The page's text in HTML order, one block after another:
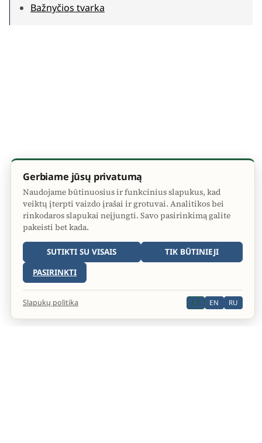
Bažnyčios tvarka
Gerbiame jūsų privatumą
Naudojame būtinuosius ir funkcinius slapukus, kad
veiktų įterpti vaizdo įrašai ir grotuvai. Analitikos bei
rinkodaros slapukai neįjungti. Savo pasirinkimą galite
pakeisti bet kada.
SUTIKTI SU VISAIS
TIK BŪTINIEJI
PASIRINKTI
Slapukų politika LT EN RU